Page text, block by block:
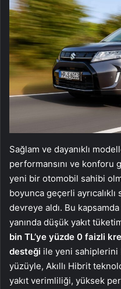
Sağlam ve dayanıklı
performansını ve
yeni bir otomobil sahibi
boyunca geçerli
devreye aldı. Bu
yanında düşük yakıt
bin TL’ye yüzde 0 faizli
desteği ile yeni sahiplerini
yüzüyle, Akıllı Hibrit
yakıt verimliliği, yüksek